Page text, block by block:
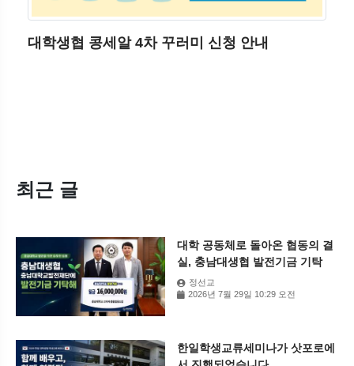
대학생협 콩세알 4차 꾸러미 신청 안내
최근 글
대학 공동체로 돌아온 협동의 결
실, 충남대생협 발전기금 기탁
정선교
2026년 7월 29일 10:29 오전
한일학생교류세미나가 삿포로에